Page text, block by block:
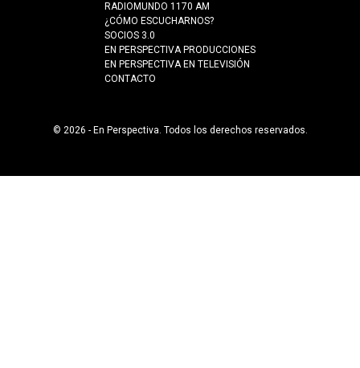
RADIOMUNDO 1170 AM
¿CÓMO ESCUCHARNOS?
SOCIOS 3.0
EN PERSPECTIVA PRODUCCIONES
EN PERSPECTIVA EN TELEVISIÓN
CONTACTO
© 2026 - En Perspectiva. Todos los derechos reservados.